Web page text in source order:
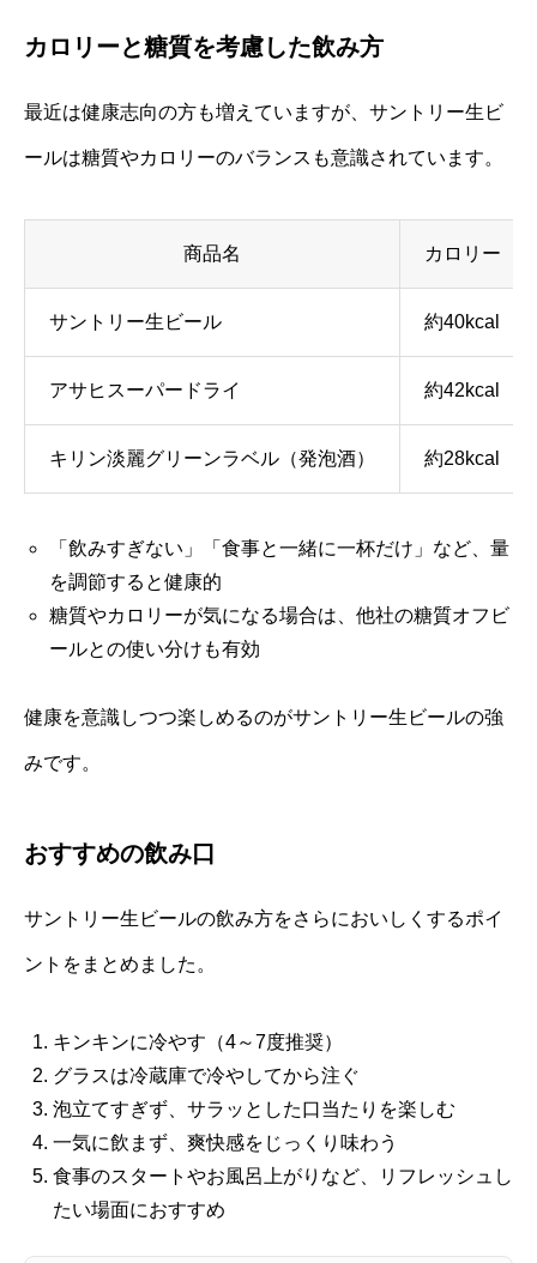
カロリーと糖質を考慮した飲み方
最近は健康志向の方も増えていますが、サントリー生ビ
ールは糖質やカロリーのバランスも意識されています。
商品名 カロリー（
サントリー生ビール 約40kcal
アサヒスーパードライ 約42kcal
キリン淡麗グリーンラベル（発泡酒） 約28kcal
「飲みすぎない」「食事と一緒に一杯だけ」など、量
を調節すると健康的
糖質やカロリーが気になる場合は、他社の糖質オフビ
ールとの使い分けも有効
健康を意識しつつ楽しめるのがサントリー生ビールの強
みです。
おすすめの飲み口
サントリー生ビールの飲み方をさらにおいしくするポイ
ントをまとめました。
キンキンに冷やす（4～7度推奨）
グラスは冷蔵庫で冷やしてから注ぐ
泡立てすぎず、サラッとした口当たりを楽しむ
一気に飲まず、爽快感をじっくり味わう
食事のスタートやお風呂上がりなど、リフレッシュし
たい場面におすすめ